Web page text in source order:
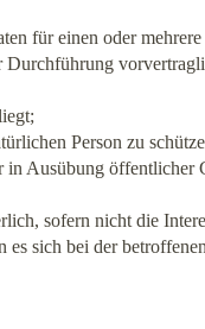
für einen oder
Person zu
Ausübung
sofern nicht die
es sich bei der